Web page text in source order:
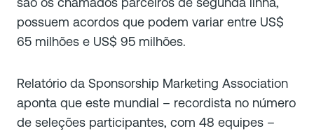
possuem acordos que podem variar entre US$
65 milhões e US$ 95 milhões.
Relatório da Sponsorship Marketing Association
aponta que este mundial – recordista no número
de seleções participantes, com 48 equipes –